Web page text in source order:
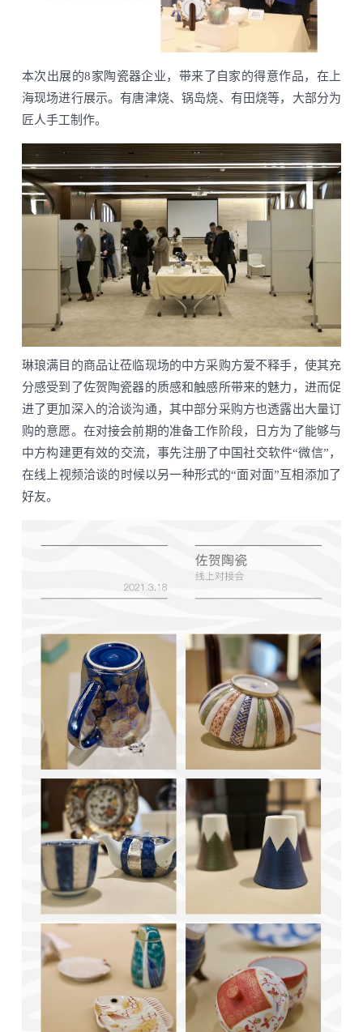
本次出展的8家陶瓷器企业，带来了自家的得意作品，在上
海现场进行展示。有唐津烧、锅岛烧、有田烧等，大部分为
匠人手工制作。
琳琅满目的商品让莅临现场的中方采购方爱不释手，使其充
分感受到了佐贺陶瓷器的质感和触感所带来的魅力，进而促
进了更加深入的洽谈沟通，其中部分采购方也透露出大量订
购的意愿。在对接会前期的准备工作阶段，日方为了能够与
中方构建更有效的交流，事先注册了中国社交软件“微信”，
在线上视频洽谈的时候以另一种形式的“面对面”互相添加了
好友。